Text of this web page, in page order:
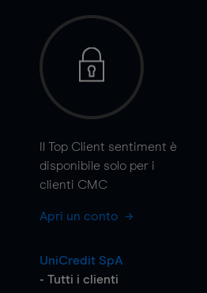
Il Top Client sentiment è
disponibile solo per i
clienti CMC
Apri un conto
UniCredit SpA
- Tutti i clienti